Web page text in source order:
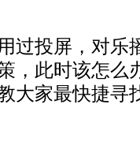
过投屏，对乐
，此时该怎么
大家最快捷寻